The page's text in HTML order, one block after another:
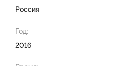
Россия
Год:
2016